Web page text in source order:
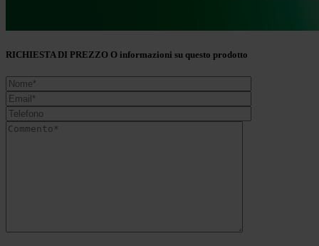
RICHIESTA DI PREZZO O informazioni su questo prodotto